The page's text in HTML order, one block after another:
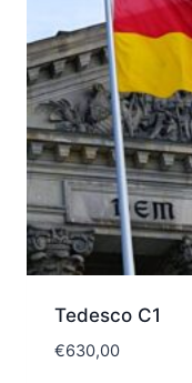
Tedesco C1
€630,00